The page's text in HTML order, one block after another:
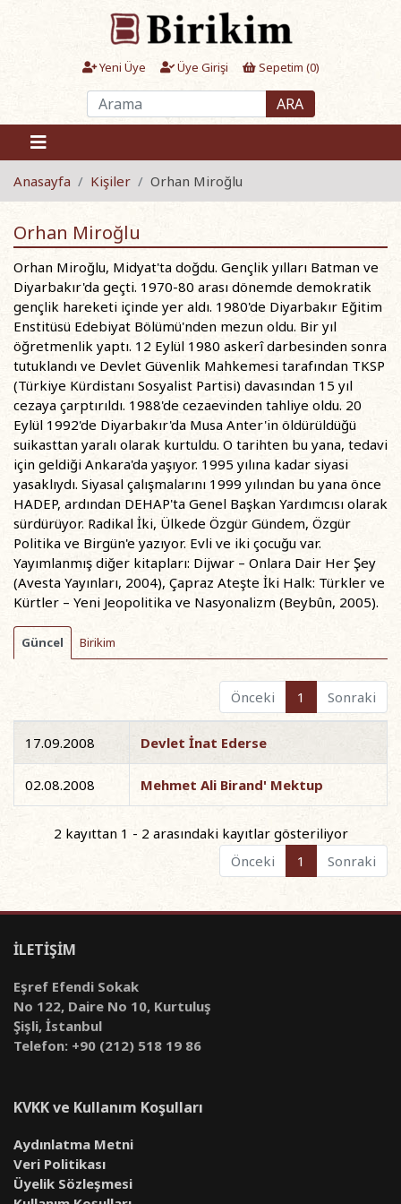
Yeni Üye Üye Girişi Sepetim (0)
ARA
Anasayfa Kişiler Orhan Miroğlu
Orhan Miroğlu
Orhan Miroğlu, Midyat'ta doğdu. Gençlik yılları Batman ve
Diyarbakır'da geçti. 1970-80 arası dönemde demokratik
gençlik hareketi içinde yer aldı. 1980'de Diyarbakır Eğitim
Enstitüsü Edebiyat Bölümü'nden mezun oldu. Bir yıl
öğretmenlik yaptı. 12 Eylül 1980 askerî darbesinden sonra
tutuklandı ve Devlet Güvenlik Mahkemesi tarafından TKSP
(Türkiye Kürdistanı Sosyalist Partisi) davasından 15 yıl
cezaya çarptırıldı. 1988'de cezaevinden tahliye oldu. 20
Eylül 1992'de Diyarbakır'da Musa Anter'in öldürüldüğü
suikasttan yaralı olarak kurtuldu. O tarihten bu yana, tedavi
için geldiği Ankara'da yaşıyor. 1995 yılına kadar siyasi
yasaklıydı. Siyasal çalışmalarını 1999 yılından bu yana önce
HADEP, ardından DEHAP'ta Genel Başkan Yardımcısı olarak
sürdürüyor. Radikal İki, Ülkede Özgür Gündem, Özgür
Politika ve Birgün'e yazıyor. Evli ve iki çocuğu var.
Yayımlanmış diğer kitapları: Dijwar – Onlara Dair Her Şey
(Avesta Yayınları, 2004), Çapraz Ateşte İki Halk: Türkler ve
Kürtler – Yeni Jeopolitika ve Nasyonalizm (Beybûn, 2005).
Güncel Birikim
Önceki 1 Sonraki
17.09.2008 Devlet İnat Ederse
02.08.2008 Mehmet Ali Birand' Mektup
2 kayıttan 1 - 2 arasındaki kayıtlar gösteriliyor
Önceki
1 Sonraki
İLETİŞİM
Eşref Efendi Sokak
No 122, Daire No 10, Kurtuluş
Şişli, İstanbul
Telefon: +90 (212) 518 19 86
KVKK ve Kullanım Koşulları
Aydınlatma Metni
Veri Politikası
Üyelik Sözleşmesi